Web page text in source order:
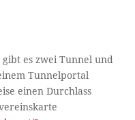
es zwei Tunnel und
Tunnelportal
einen Durchlass